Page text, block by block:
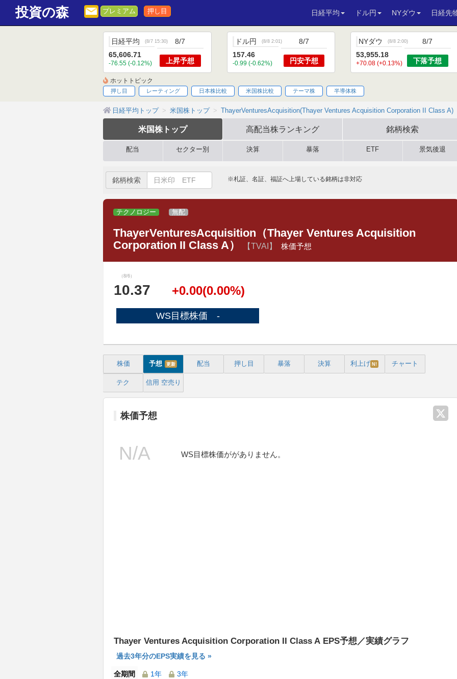
投資の森 プレミアム 押し目 日経平均 ドル円 NYダウ 日経先
日経平均 (8/7 15:30)
65,606.71
-76.55 (-0.12%)
8/7
上昇予想
ドル円 (8/8 2:01)
157.46
-0.99 (-0.62%)
8/7
円安予想
NYダウ (8/8 2:00)
53,955.18
+70.08 (+0.13%)
8/7
下落予想
ホットトピック
押し目 レーティング 日本株比較 米国株比較 テーマ株 半導体株
日経平均トップ 米国株トップ ThayerVenturesAcquisition(Thayer Ventures Acquisition Corporation II Class A)
米国株 トップ 高配当株ランキング 銘柄検索
配当 セクター別 決算 暴落 ETF 景気後退
銘柄検索 ※札証、名証、福証へ上場している銘柄は非対応
テクノロジー 無配
ThayerVenturesAcquisition（Thayer Ventures Acquisition
Corporation II Class A）
【TVAI】 株価予想
（8/6）
10.37 +0.00(0.00%)
WS目標株価 -
株価 予想 更新 配当 押し目 暴落 決算 利上げ N! チャート
テク 信用 空売り
株価予想
WS目標株価ががありません。
Thayer Ventures Acquisition Corporation II Class A EPS予想／実績グラフ
過去3年分のEPS実績を見る »
全期間 1年 3年